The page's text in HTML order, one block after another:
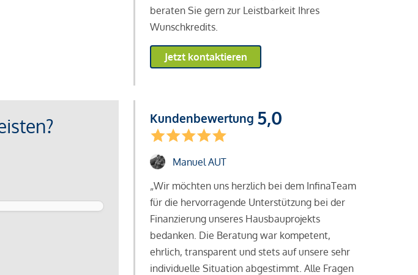
beraten Sie gern zur Leistbarkeit Ihres
Wunschkredits.
Jetzt kontaktieren
Kundenbewertung 5,0
Manuel AUT
„Wir möchten uns herzlich bei dem InfinaTeam
für die hervorragende Unterstützung bei der
Finanzierung unseres Hausbauprojekts
bedanken. Die Beratung war kompetent,
ehrlich, transparent und stets auf unsere sehr
individuelle Situation abgestimmt. Alle Fragen